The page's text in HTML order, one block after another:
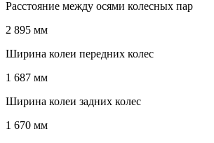
Расстояние между осями колесных пар
2 895 мм
Ширина колеи передних колес
1 687 мм
Ширина колеи задних колес
1 670 мм